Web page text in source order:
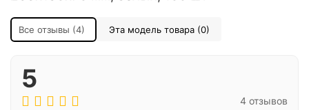
Все отзывы (4) Эта модель товара (0)
5
4 отзывов